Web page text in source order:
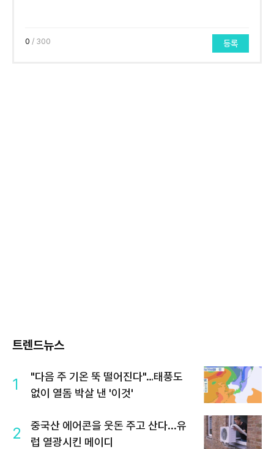
0 / 300 등록
트렌드뉴스
1
"다음 주 기온 뚝 떨어진다"…태풍도
없이 열돔 박살 낸 '이것'
2
중국산 에어콘을 웃돈 주고 산다...유
럽 열광시킨 메이디